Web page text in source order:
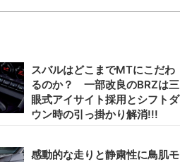
スバルはどこまでMTにこだわ
るのか？ 一部改良のBRZは三
眼式アイサイト採用とシフトダ
ウン時の引っ掛かり解消!!!
感動的な走りと静粛性に鳥肌モ